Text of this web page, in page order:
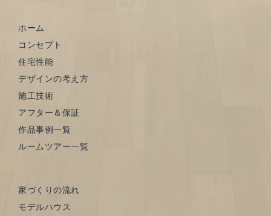
ホーム
コンセプト
住宅性能
デザインの考え方
施工技術
アフター＆保証
作品事例一覧
ルームツアー一覧
家づくりの流れ
モデルハウス